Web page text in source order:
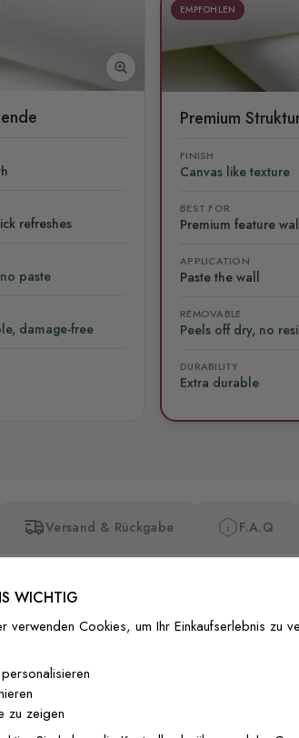
refreshes
paste
damage-free
EMPFOHLEN
Premium
FINISH
Canvas like texture
BEST FOR
Premium feature
APPLICATION
Paste the wall
REMOVABLE
Peels off dry, no
DURABILITY
Extra durable
Versand & Rückgabe F.A.Q
WICHTIG
verwenden Cookies, um Ihr Einkaufserlebnis zu
zu zeigen